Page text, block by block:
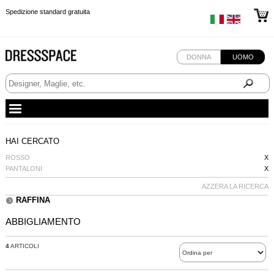
Spedizione standard gratuita
Spedizione standard gratuita
DONNA UOMO
HAI CERCATO
ROSSO
X
PANTALONI
X
AZZERA LA RICERCA
RAFFINA
ABBIGLIAMENTO
4ARTICOLI